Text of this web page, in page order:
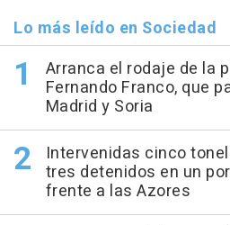
Lo más leído en Sociedad
Arranca el rodaje de la
Fernando Franco, que
Madrid y Soria
Intervenidas cinco
tres detenidos en un
frente a las Azores